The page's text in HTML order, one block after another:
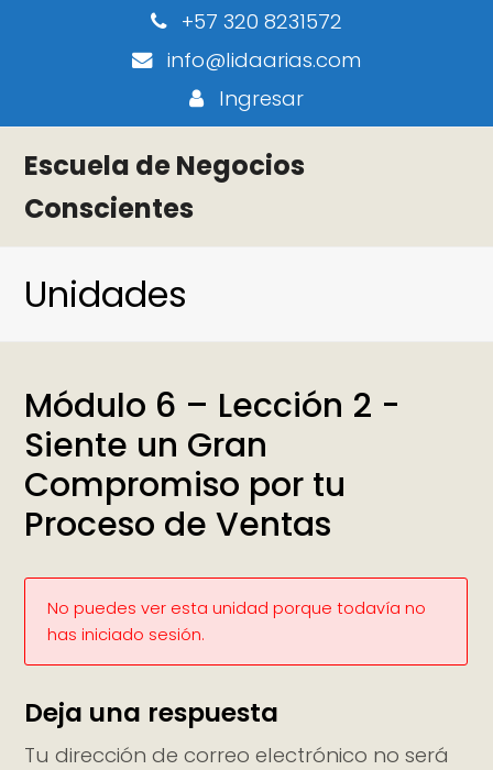
+57 320 8231572
info@lidaarias.com
Ingresar
Escuela de Negocios
Conscientes
Unidades
Módulo 6 – Lección 2 -
Siente un Gran
Compromiso por tu
Proceso de Ventas
No puedes ver esta unidad porque todavía no
has iniciado sesión.
Deja una respuesta
Tu dirección de correo electrónico no será